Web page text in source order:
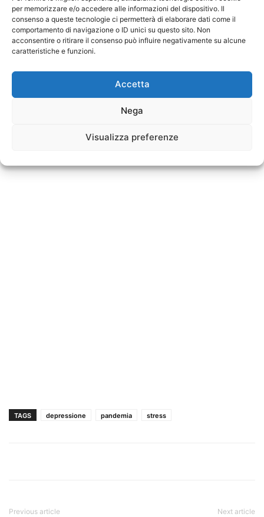
per memorizzare e/o accedere alle informazioni del dispositivo. Il
consenso a queste tecnologie ci permetterà di elaborare dati come il
comportamento di navigazione o ID unici su questo sito. Non
acconsentire o ritirare il consenso può influire negativamente su alcune
caratteristiche e funzioni.
Accetta
Nega
Visualizza preferenze
depressione.
Telegram
LinkedIn
TAGS depressione pandemia stress
Previous article Next article